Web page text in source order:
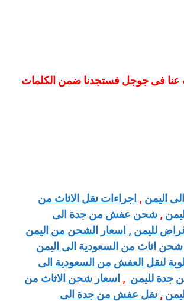
عنا فى جوجل فستجدنا ضمن الكلمات
اليمن, اجراءات نقل الاثاث من
, شحن عفش من جدة الى
لليمن ,
اسعار الشحن من اليمن
شحن اثاث من السعودية الى اليمن
لنقل العفش من السعودية الى
جدة لليمن , اسعار شحن الاثاث من
, نقل عفش من جدة الى